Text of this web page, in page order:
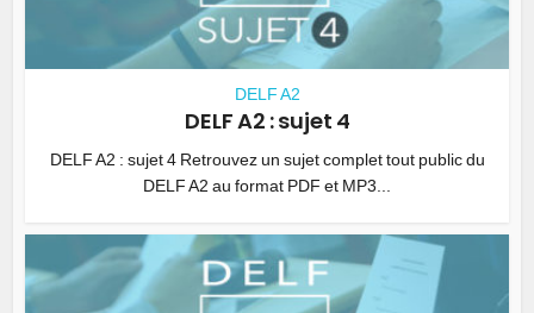
DELF A2
DELF A2 : sujet 4
DELF A2 : sujet 4 Retrouvez un sujet complet tout public du
DELF A2 au format PDF et MP3...